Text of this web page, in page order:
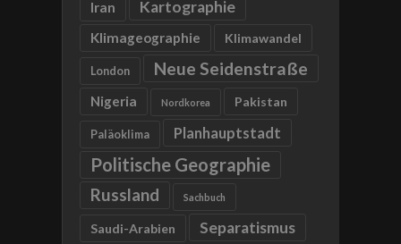
Iran Kartographie
Klimageographie Klimawandel
London Neue Seidenstraße
Nigeria Nordkorea Pakistan
Paläoklima Planhauptstadt
Politische Geographie
Russland Sachbuch
Saudi-Arabien Separatismus